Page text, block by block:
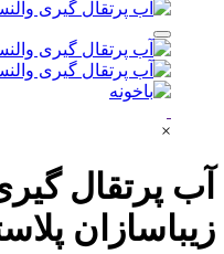
×
آب پرتقال
زیباسازان پلاستیک